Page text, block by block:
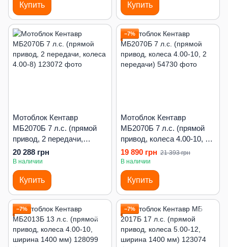
Купить Купить
Мотоблок Кентавр
МБ2070Б 7 л.с. (прямой
привод, 2 передачи,
колеса 4.00-8)
20 288 грн
В наличии
Купить
−7%
Мотоблок Кентавр
МБ2070Б 7 л.с. (прямой
привод, колеса 4.00-10, 2
передачи)
19 890 грн 21 393 грн
В наличии
Купить
−7% −7%